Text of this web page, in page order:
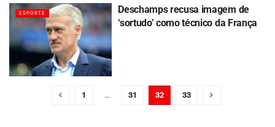
ESPORTE
Deschamps recusa imagem de
‘sortudo’ como técnico da França
1 … 31 32 33